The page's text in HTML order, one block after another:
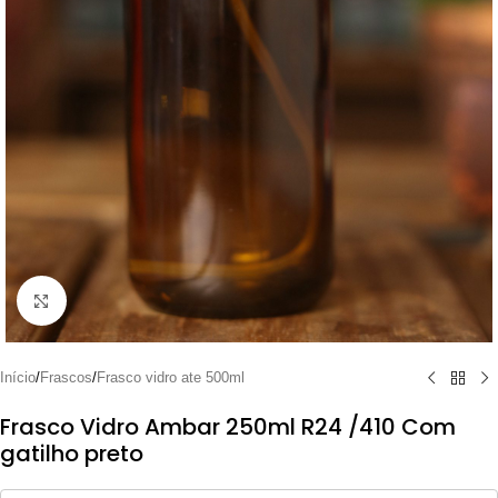
Clique para ampliar
Início/Frascos/Frasco vidro ate 500ml
Frasco Vidro Ambar 250ml R24 /410 Com
gatilho preto